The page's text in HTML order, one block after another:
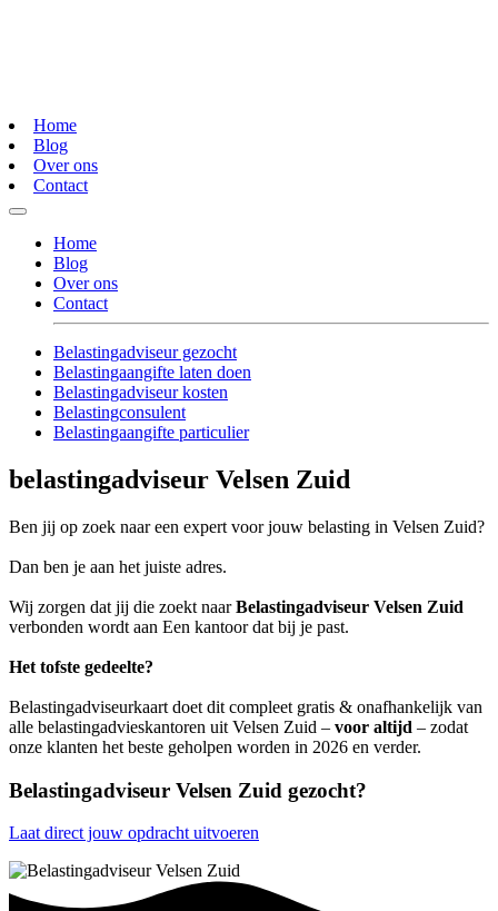
Home
Blog
Over ons
Contact
Home
Blog
Over ons
Contact
Belastingadviseur gezocht
Belastingaangifte laten doen
Belastingadviseur kosten
Belastingconsulent
Belastingaangifte particulier
belastingadviseur Velsen Zuid
Ben jij op zoek naar een expert voor jouw belasting in Velsen Zuid?
Dan ben je aan het juiste adres.
Wij zorgen dat jij die zoekt naarBelastingadviseur Velsen Zuid
verbonden wordt aan Een kantoor dat bij je past.
Het tofste gedeelte?
Belastingadviseurkaart doet dit compleet gratis & onafhankelijk van
alle belastingadvieskantoren uit Velsen Zuid – voor altijd – zodat
onze klanten het beste geholpen worden in 2026 en verder.
Belastingadviseur Velsen Zuid gezocht?
Laat direct jouw opdracht uitvoeren